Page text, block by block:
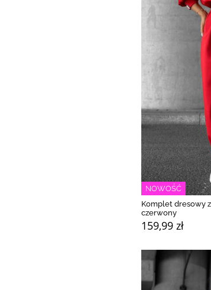
NOWOŚĆ
Komplet dresowy
czerwony
159,99 zł